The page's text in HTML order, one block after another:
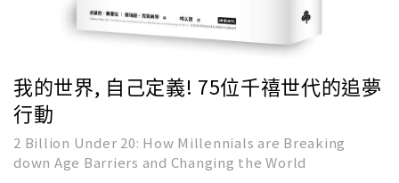
我的世界, 自己定義! 75位千禧世代的追夢
行動
2 Billion Under 20: How Millennials are Breaking
down Age Barriers and Changing the World